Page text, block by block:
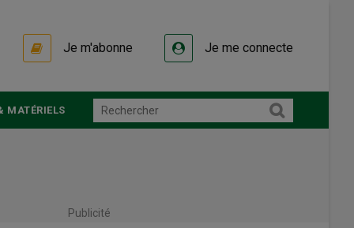
Je m'abonne Je me connecte
MATÉRIELS
Publicité